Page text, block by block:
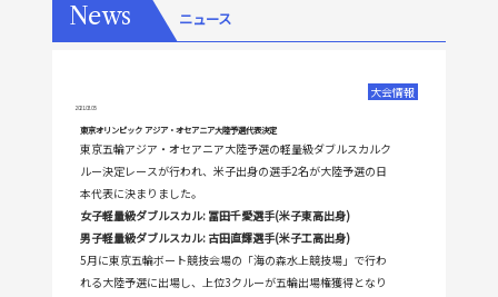
News ニュース
大会情報
2021.03.05
東京オリンピック アジア・オセアニア大陸予選代表決定
東京五輪アジア・オセアニア大陸予選の軽量級ダブルスカルク
ルー決定レースが行われ、米子出身の選手2名が大陸予選の日
本代表に決まりました。
女子軽量級ダブルスカル: 冨田千愛選手(米子東高出身)
男子軽量級ダブルスカル: 古田直輝選手(米子工高出身)
5月に東京五輪ボート競技会場の「海の森水上競技場」で行わ
れる大陸予選に出場し、上位3クルーが五輪出場権獲得となり